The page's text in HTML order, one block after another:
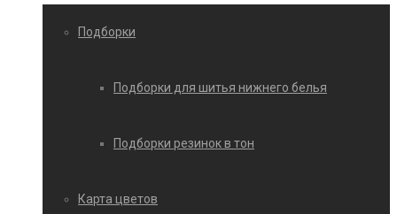
Подборки
Подборки для шитья нижнего белья
Подборки резинок в тон
Карта цветов